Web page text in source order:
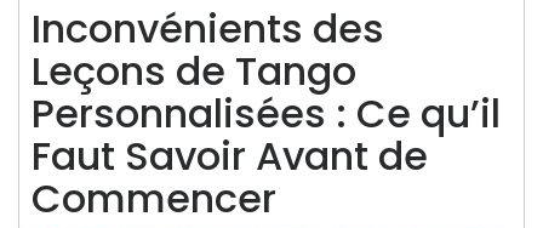
Inconvénients des
Leçons de Tango
Personnalisées : Ce qu’il
Faut Savoir Avant de
Commencer